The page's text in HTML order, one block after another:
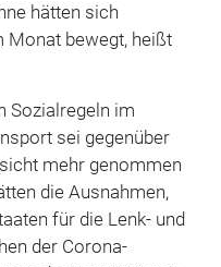
hätten sich
Monat bewegt, heißt
Sozialregeln im
sei gegenüber
mehr genommen
die Ausnahmen,
für die Lenk- und
der Corona-